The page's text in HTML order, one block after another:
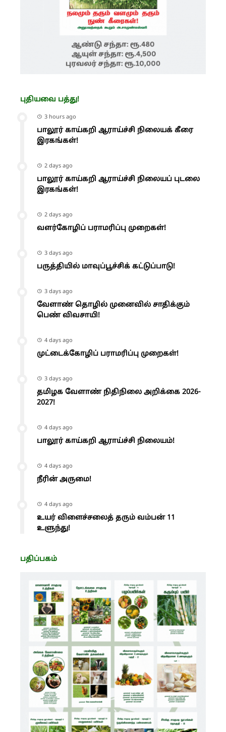
புதியவை பத்து!
3 hours ago
பாலூர் காய்கறி ஆராய்ச்சி நிலையக் கீரை
இரகங்கள்!
2 days ago
பாலூர் காய்கறி ஆராய்ச்சி நிலையப் புடலை
இரகங்கள்!
2 days ago
வளர்கோழிப் பராமரிப்பு முறைகள்!
3 days ago
பருத்தியில் மாவுப்பூச்சிக் கட்டுப்பாடு!
3 days ago
வேளாண் தொழில் முனைவில் சாதிக்கும்
பெண் விவசாயி!
4 days ago
முட்டைக்கோழிப் பராமரிப்பு முறைகள்!
3 days ago
தமிழக வேளாண் நிதிநிலை அறிக்கை 2026-
2027!
4 days ago
பாலூர் காய்கறி ஆராய்ச்சி நிலையம்!
4 days ago
நீரின் அருமை!
4 days ago
உயர் விளைச்சலைத் தரும் வம்பன் 11
உளுந்து!
பதிப்பகம்